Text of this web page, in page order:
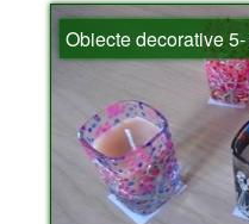
Obiecte decorative